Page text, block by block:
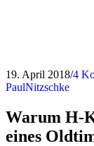
19. April 2018/4
PaulNitzschke
Warum H-
eines